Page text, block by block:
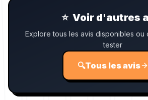
⭐ Voir d'autres
Explore tous les avis disponibles ou
tester
🔍Tous les avis